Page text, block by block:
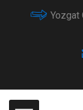
Yozgat